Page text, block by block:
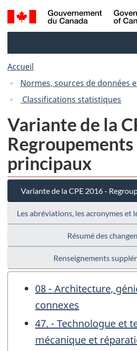
au
à
Recherche
et
Accueil
Normes, sources de données
Classifications statistiques
Variante de la
Regroupements
principaux
Variante de la CPE 2016 -
Les abréviations, les acronymes et
Résumé des
Renseignements
08 - Architecture,
connexes
47. - Technologue et
mécanique et